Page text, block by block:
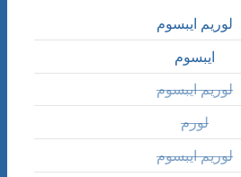
لوريم ايبسوم
ايبسوم
لوريم ايبسوم
لورم
لوريم ايبسوم